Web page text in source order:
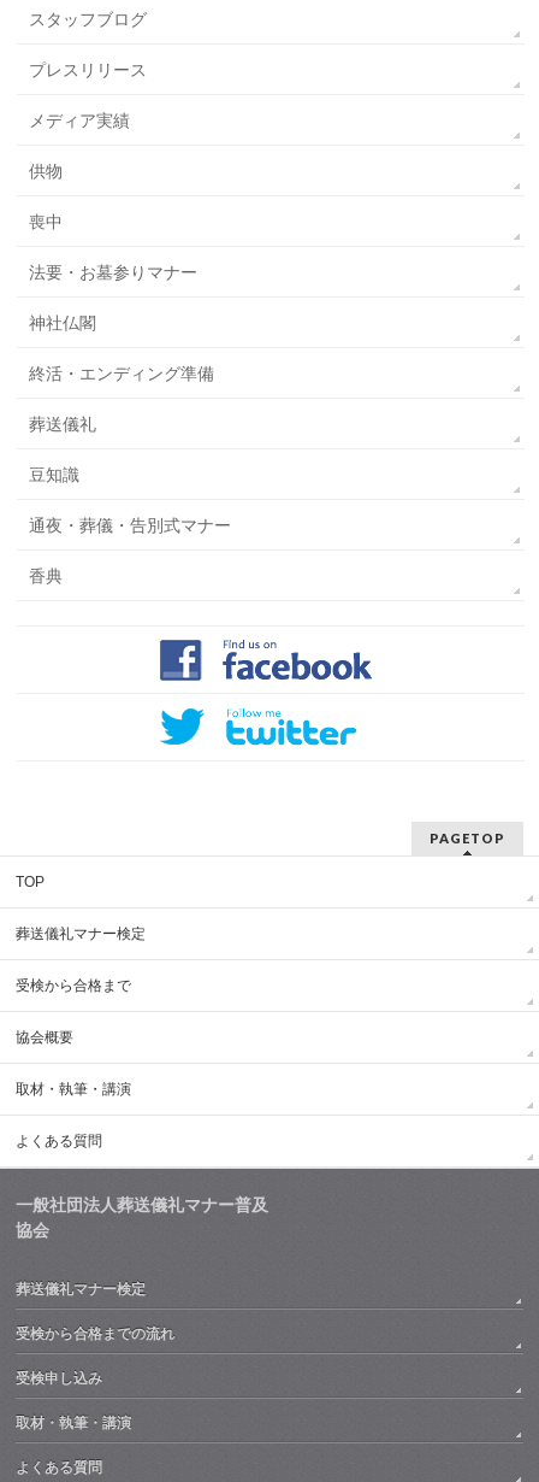
スタッフブログ
プレスリリース
メディア実績
供物
喪中
法要・お墓参りマナー
神社仏閣
終活・エンディング準備
葬送儀礼
豆知識
通夜・葬儀・告別式マナー
香典
PAGETOP
TOP
葬送儀礼マナー検定
受検から合格まで
協会概要
取材・執筆・講演
よくある質問
一般社団法人葬送儀礼マナー普及
協会
葬送儀礼マナー検定
受検から合格までの流れ
受検申し込み
取材・執筆・講演
よくある質問